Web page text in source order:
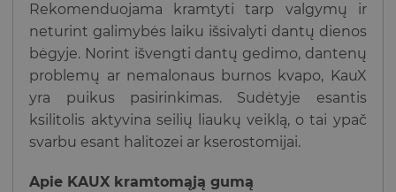
Rekomenduojama kramtyti tarp valgymų ir
neturint galimybės laiku išsivalyti dantų dienos
bėgyje. Norint išvengti dantų gedimo, dantenų
problemų ar nemalonaus burnos kvapo, KauX
yra puikus pasirinkimas. Sudėtyje esantis
ksilitolis aktyvina seilių liaukų veiklą, o tai ypač
svarbu esant halitozei ar kserostomijai.
Apie KAUX kramtomąją gumą